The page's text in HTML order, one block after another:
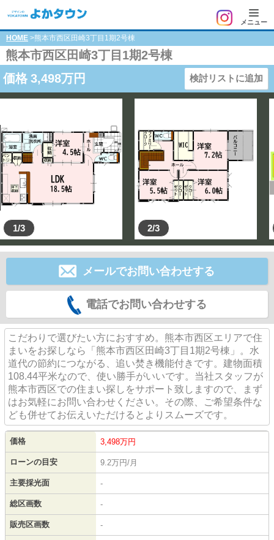
メニュー
HOME >熊本市西区田崎3丁目1期2号棟
熊本市西区田崎3丁目1期2号棟
価格 3,498万円 検討リストに追加
1/3 2/3
メールでお問い合わせする
電話でお問い合わせする
こだわりで選びたい方におすすめ。熊本市西区エリアで住
まいをお探しなら「熊本市西区田崎3丁目1期2号棟」。水
道代の節約につながる、追い焚き機能付きです。建物面積
108.44平米なので、使い勝手がいいです。当社スタッフが
熊本市西区での住まい探しをサポート致しますので、まず
はお気軽にお問い合わせください。その際、ご希望条件な
ども併せてお伝えいただけるとよりスムーズです。
価格 3,498万円
ローンの目安 9.2万円/月
主要採光面 -
総区画数 -
販売区画数 -